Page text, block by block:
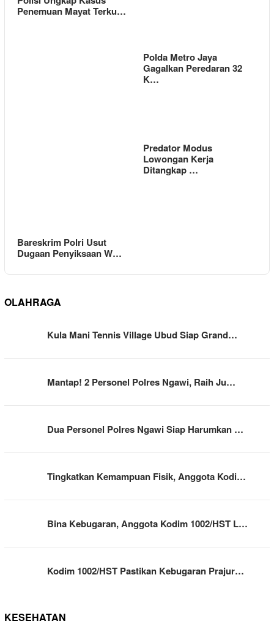
Penemuan Mayat Terku…
Polda Metro Jaya
Gagalkan Peredaran 32
K…
Bareskrim Polri Usut
Dugaan Penyiksaan W…
Predator Modus
Lowongan Kerja
Ditangkap …
OLAHRAGA
Kula Mani Tennis Village Ubud Siap Grand…
Mantap! 2 Personel Polres Ngawi, Raih Ju…
Dua Personel Polres Ngawi Siap Harumkan …
Tingkatkan Kemampuan Fisik, Anggota Kodi…
Bina Kebugaran, Anggota Kodim 1002/HST L…
Kodim 1002/HST Pastikan Kebugaran Prajur…
KESEHATAN